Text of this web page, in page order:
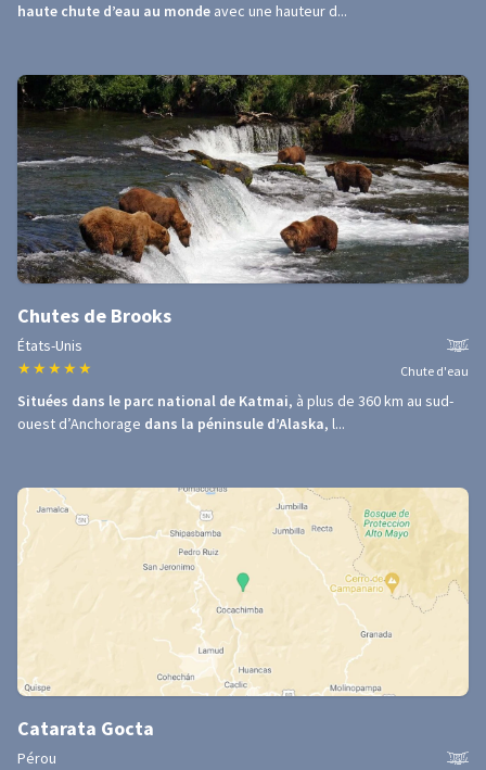
haute chute d’eau au monde avec une hauteur d...
Chutes de Brooks
États-Unis
★ ★ ★ ★ ★ Chute d'eau
Situées dans le parc national de Katmai, à plus de 360 km au sud-
ouest d’Anchorage dans la péninsule d’Alaska, l...
Catarata Gocta
Pérou